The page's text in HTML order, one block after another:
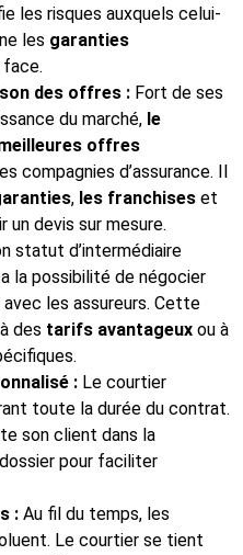
les risques auxquels celui-
les garanties
des offres : Fort de ses
du marché, le
offres
compagnies d’assurance. Il
, les franchises et
un devis sur mesure.
statut d’intermédiaire
a la possibilité de négocier
les assureurs. Cette
des tarifs avantageux ou à
: Le courtier
toute la durée du contrat.
son client dans la
pour faciliter
: Au fil du temps, les
Le courtier se tient